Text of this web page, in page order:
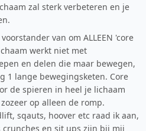
zal sterk verbeteren en je
van om ALLEEN 'core
werkt niet met
en delen die maar bewegen,
1 lange bewegingsketen. Core
de spieren in heel je lichaam
op alleen de romp.
sqauts, hoover etc raad ik aan,
crunches en sit ups zijn bij mij